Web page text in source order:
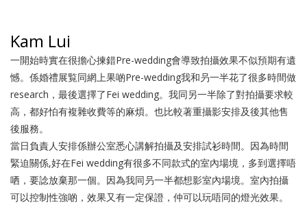
Kam Lui
一開始時實在很擔心揀錯Pre-wedding會導致拍攝效果不似預期有遺
憾。係婚禮展覧同網上果啲Pre-wedding我和叧一半花了很多時間做
research，最後選擇了Fei wedding。我同另一半除了對拍攝要求較
高，都好怕有複雜收費等的麻煩。也比較著重攝影安排及後其他售
後服務。
當日負責人安排係辦公室悉心講解拍攝及安排試衫時間。因為時間
緊迫關係,好在Fei wedding有很多不同款式的室內場境，多到選擇唔
哂，要諗放棄那一個。因為我同叧一半都想影室內場境。室內拍攝
可以控制性強啲，效果又有一定保證，仲可以玩唔同的燈光效果。